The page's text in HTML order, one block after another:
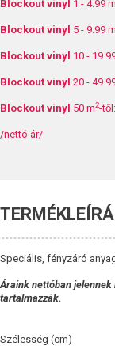
Blockout vinyl 1 - 4.99 m
Blockout vinyl 5 - 9.99 m
Blockout vinyl 10 -
Blockout vinyl 20 -
Blockout vinyl 50 m2-től:
/nettó ár/
Speciális, fényzáró
Áraink nettóban jelennek
tartalmazzák.
Szélesség (cm)